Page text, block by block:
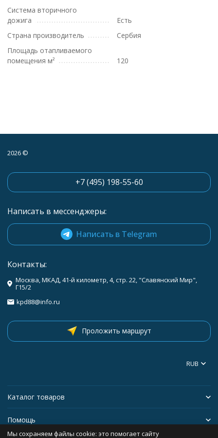
Система вторичного
дожига
Есть
Страна производитель
Сербия
Площадь отапливаемого
помещения м²
120
2026 ©
+7 (495) 198-55-60
Написать в мессенджеры:
Написать в Telegram
Контакты:
Москва, МКАД, 41-й километр, 4, стр. 22, "Славянский Мир",
Г15/2
kpd88@info.ru
Проложить маршрут
RUB
Каталог товаров
Помощь
Мы сохраняем файлы cookie: это помогает сайту